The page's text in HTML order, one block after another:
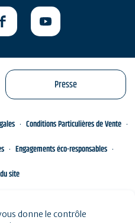
Presse
Conditions Particulières de Vente
Engagements éco-responsables
site
donne le contrôle